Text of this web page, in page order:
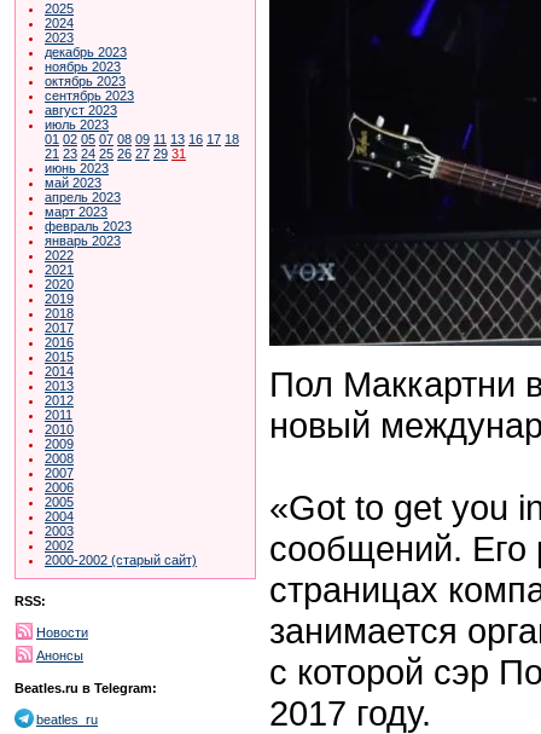
2025
2024
2023
декабрь 2023
ноябрь 2023
октябрь 2023
сентябрь 2023
август 2023
июль 2023
01 02 05 07 08 09 11 13 16 17 18
21 23 24 25 26 27 29 31
июнь 2023
май 2023
апрель 2023
март 2023
февраль 2023
январь 2023
2022
2021
2020
2019
2018
2017
2016
2015
2014
2013
2012
2011
2010
2009
2008
2007
2006
2005
2004
2003
2002
2000-2002 (старый сайт)
RSS:
Новости
Анонсы
Beatles.ru в Telegram:
beatles_ru
Пол Маккартни
новый
«Got to get you
сообщений. Его
страницах
занимается
с которой сэр
2017 году.